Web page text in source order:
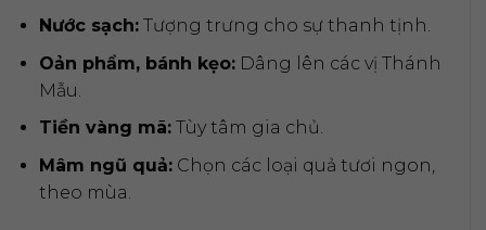
Nước sạch:Tượng trưng cho sự thanh tịnh.
Oản phẩm, bánh kẹo:Dâng lên các vị Thánh
Mẫu.
Tiền vàng mã:Tùy tâm gia chủ.
Mâm ngũ quả:Chọn các loại quả tươi ngon,
theo mùa.